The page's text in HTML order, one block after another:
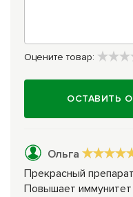
Оцените товар:
ОСТАВИТЬ
Ольга
Прекрасный
Повышает